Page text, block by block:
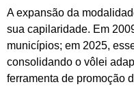
A expansão da
sua capilaridade. Em
municípios; em 2025,
consolidando o vôlei
ferramenta de promoção